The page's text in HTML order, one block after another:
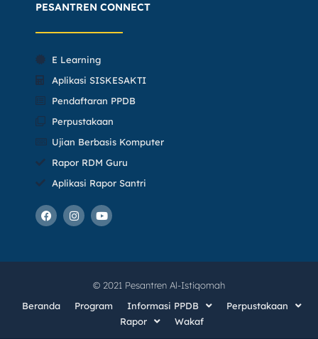
PESANTREN CONNECT
E Learning
Aplikasi SISKESAKTI
Pendaftaran PPDB
Perpustakaan
Ujian Berbasis Komputer
Rapor RDM Guru
Aplikasi Rapor Santri
F
a
o
I
n
g
Y
o
b
© 2021 Pesantren Al-Istiqomah
Beranda
Program Informasi PPDB
Perpustakaan
Rapor
Wakaf